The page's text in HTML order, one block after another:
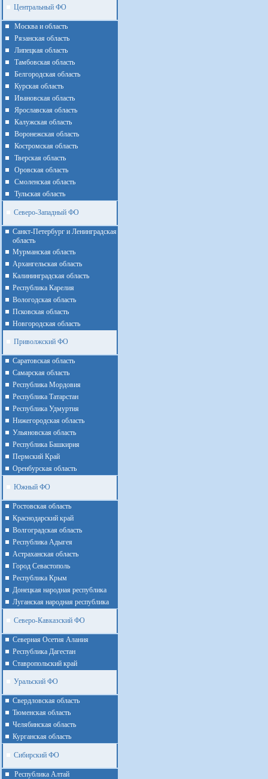
Центральный ФО
Москва и область
Рязанская область
Липецкая область
Тамбовская область
Белгородская область
Курская область
Ивановская область
Ярославская область
Калужская область
Воронежская область
Костромская область
Тверская область
Оровская область
Смоленская область
Тульская область
Северо-Западный ФО
Санкт-Петербург и Ленинградская
область
Мурманская область
Архангельская область
Калининградская область
Республика Карелия
Вологодская область
Псковская область
Новгородская область
Приволжский ФО
Cаратовская область
Cамарская область
Республика Мордовия
Республика Татарстан
Республика Удмуртия
Нижегородская область
Ульяновская область
Республика Башкирия
Пермский Край
Оренбурская область
Южный ФО
Ростовская область
Краснодарский край
Волгоградская область
Республика Адыгея
Астраханская область
Город Севастополь
Республика Крым
Донецкая народная республика
Луганская народная республика
Северо-Кавказский ФО
Северная Осетия Алания
Республика Дагестан
Ставропольский край
Уральский ФО
Cвердловская область
Тюменская область
Челябинская область
Курганская область
Сибирский ФО
Республика Алтай